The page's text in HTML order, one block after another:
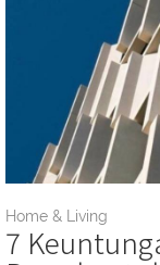
Home & Living
7